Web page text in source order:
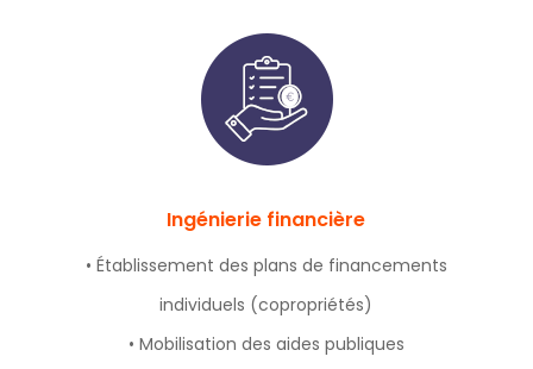
Ingénierie financière
• Établissement des plans de financements
individuels (copropriétés)
• Mobilisation des aides publiques